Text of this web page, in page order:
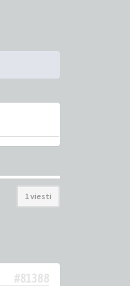
1 viesti
#81388